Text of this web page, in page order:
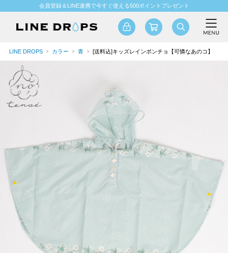
会員登録＆LINE連携で今すぐ使える500ポイントプレゼント
LINE DROPS カラー 青 [送料込]キッズレインポンチョ【可憐なあのコ】